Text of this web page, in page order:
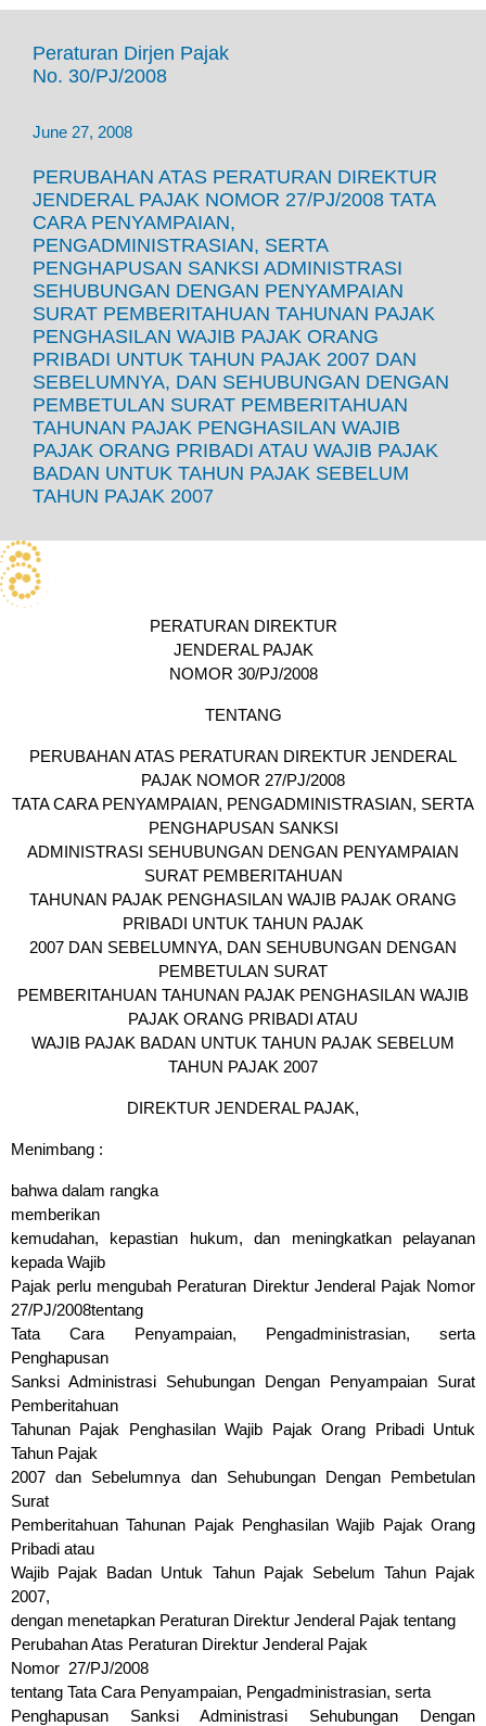
Peraturan Dirjen Pajak
No. 30/PJ/2008
June 27, 2008
PERUBAHAN ATAS PERATURAN DIREKTUR
JENDERAL PAJAK NOMOR 27/PJ/2008 TATA
CARA PENYAMPAIAN,
PENGADMINISTRASIAN, SERTA
PENGHAPUSAN SANKSI ADMINISTRASI
SEHUBUNGAN DENGAN PENYAMPAIAN
SURAT PEMBERITAHUAN TAHUNAN PAJAK
PENGHASILAN WAJIB PAJAK ORANG
PRIBADI UNTUK TAHUN PAJAK 2007 DAN
SEBELUMNYA, DAN SEHUBUNGAN DENGAN
PEMBETULAN SURAT PEMBERITAHUAN
TAHUNAN PAJAK PENGHASILAN WAJIB
PAJAK ORANG PRIBADI ATAU WAJIB PAJAK
BADAN UNTUK TAHUN PAJAK SEBELUM
TAHUN PAJAK 2007
PERATURAN DIREKTUR
JENDERAL PAJAK
NOMOR 30/PJ/2008
TENTANG
PERUBAHAN ATAS PERATURAN DIREKTUR JENDERAL
PAJAK NOMOR 27/PJ/2008
TATA CARA PENYAMPAIAN, PENGADMINISTRASIAN, SERTA
PENGHAPUSAN SANKSI
ADMINISTRASI SEHUBUNGAN DENGAN PENYAMPAIAN
SURAT PEMBERITAHUAN
TAHUNAN PAJAK PENGHASILAN WAJIB PAJAK ORANG
PRIBADI UNTUK TAHUN PAJAK
2007 DAN SEBELUMNYA, DAN SEHUBUNGAN DENGAN
PEMBETULAN SURAT
PEMBERITAHUAN TAHUNAN PAJAK PENGHASILAN WAJIB
PAJAK ORANG PRIBADI ATAU
WAJIB PAJAK BADAN UNTUK TAHUN PAJAK SEBELUM
TAHUN PAJAK 2007
DIREKTUR JENDERAL PAJAK,
Menimbang :
bahwa dalam rangka
memberikan
kemudahan, kepastian hukum, dan meningkatkan pelayanan
kepada Wajib
Pajak perlu mengubah Peraturan Direktur Jenderal Pajak Nomor
27/PJ/2008tentang
Tata Cara Penyampaian, Pengadministrasian, serta
Penghapusan
Sanksi Administrasi Sehubungan Dengan Penyampaian Surat
Pemberitahuan
Tahunan Pajak Penghasilan Wajib Pajak Orang Pribadi Untuk
Tahun Pajak
2007 dan Sebelumnya dan Sehubungan Dengan Pembetulan
Surat
Pemberitahuan Tahunan Pajak Penghasilan Wajib Pajak Orang
Pribadi atau
Wajib Pajak Badan Untuk Tahun Pajak Sebelum Tahun Pajak
2007,
dengan menetapkan Peraturan Direktur Jenderal Pajak tentang
Perubahan Atas Peraturan Direktur Jenderal Pajak
Nomor 27/PJ/2008
tentang Tata Cara Penyampaian, Pengadministrasian, serta
Penghapusan Sanksi Administrasi Sehubungan Dengan